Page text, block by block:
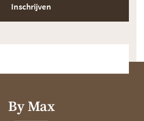
Inschrijven
By Max